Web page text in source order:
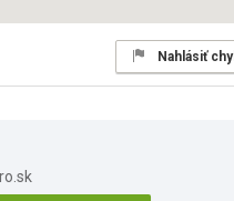
Nahlásiť